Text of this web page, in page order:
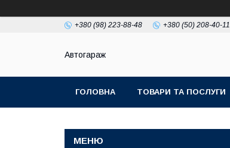
+380 (98) 223-88-48 +380 (50) 208-40-11
Автогараж
ГОЛОВНА ТОВАРИ ТА ПОСЛУГИ